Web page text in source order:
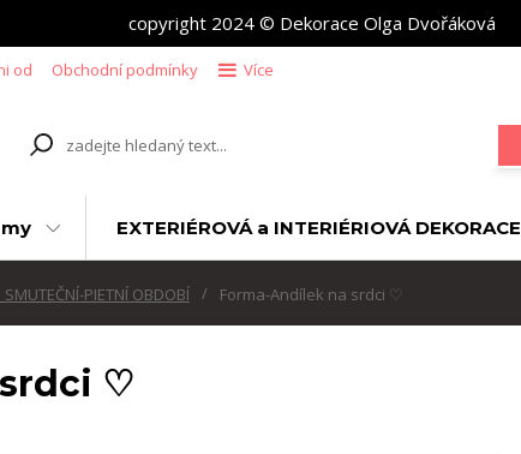
copyright 2024 © Dekorace Olga Dvořáková
od Obchodní podmínky Více
EXTERIÉROVÁ a INTERIÉRIOVÁ DEKORACE
PIETNÍ OBDOBÍ Forma-Andílek na srdci ♡
♡